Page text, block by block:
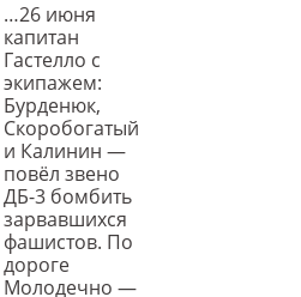
…26 июня
капитан
Гастелло с
экипажем:
Бурденюк,
Скоробогатый
и Калинин —
повёл звено
ДБ-3 бомбить
зарвавшихся
фашистов. По
дороге
Молодечно —